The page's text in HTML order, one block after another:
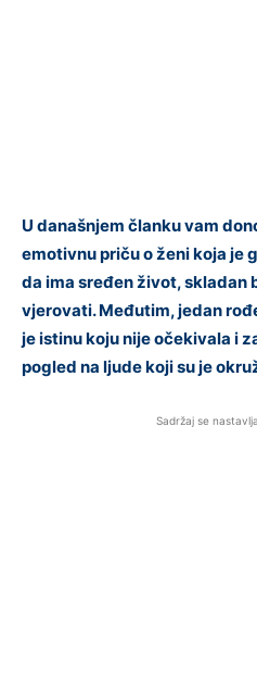
U današnjem članku vam
emotivnu priču o ženi koja je
da ima sređen život, skladan
vjerovati. Međutim, jedan
je istinu koju nije očekivala i
pogled na ljude koji su je
Sadržaj se